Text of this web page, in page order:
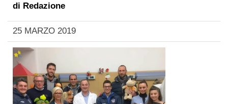
di Redazione
25 MARZO 2019